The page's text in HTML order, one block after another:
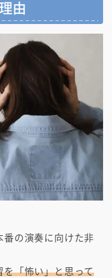
由
番の演奏に向けた非
を「怖い」と思って